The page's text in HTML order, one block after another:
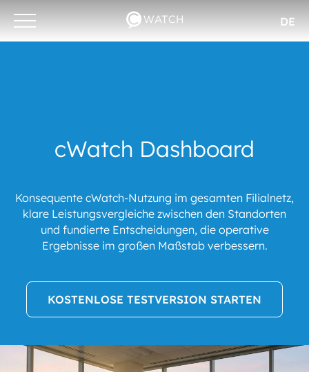
Otwórz/zamknij
menu
DE
cWatch Dashboard
Konsequente cWatch-Nutzung im gesamten Filialnetz,
klare Leistungs­vergleiche zwischen den Standorten
und fundierte Entscheidungen, die operative
Ergebnisse im großen Maßstab verbessern.
KOSTENLOSE TESTVERSION STARTEN